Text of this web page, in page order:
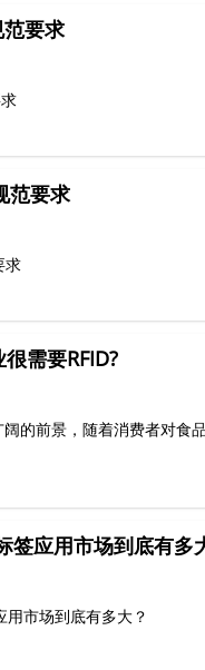
要求
范要求
求
需要RFID?
阔的前景，随着消费者对食
签应用市场到底有多
用市场到底有多大？